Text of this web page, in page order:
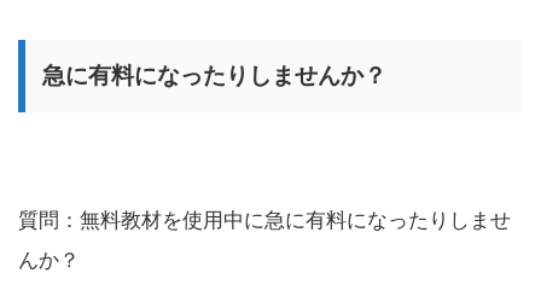
急に有料になったりしませんか？
質問：無料教材を使用中に急に有料になったりしませ
んか？